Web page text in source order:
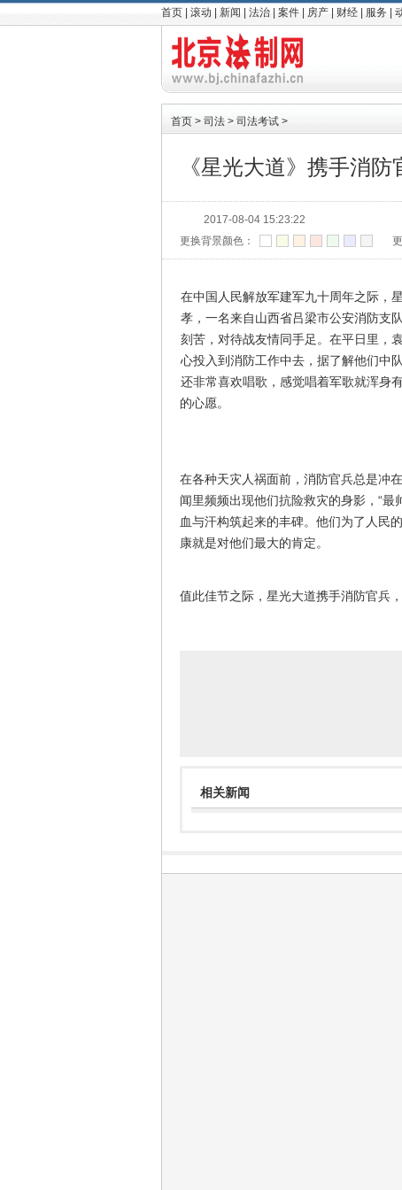
首页 滚动 新闻 法治 案件 房产 财经 服务
首页 > 司法 > 司法考试 >
《星光大道》携手消
2017-08-04 15:23:22
更换背景颜色：
在中国人民解放军建军九十周年之际，
孝，一名来自山西省吕梁市公安消防支
刻苦，对待战友情同手足。在平日里，
心投入到消防工作中去，据了解他们中
还非常喜欢唱歌，感觉唱着军歌就浑身
的心愿。
在各种天灾人祸面前，消防官兵总是冲
闻里频频出现他们抗险救灾的身影，“最
血与汗构筑起来的丰碑。他们为了人民
康就是对他们最大的肯定。
值此佳节之际，星光大道携手消防官兵
相关新闻